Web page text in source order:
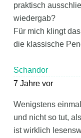
praktisch
wiedergab?
Für mich klingt
die klassische
Schandor
7 Jahre vor
Wenigstens
und nicht so tut,
ist wirklich